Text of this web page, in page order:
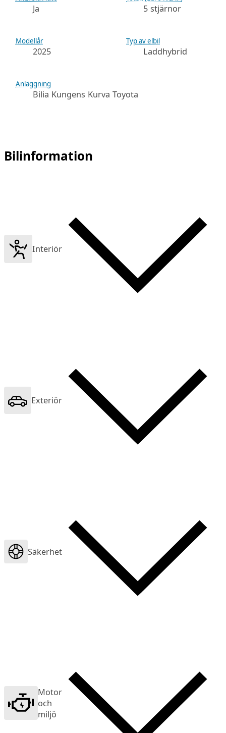
Ja 5 stjärnor
Modellår
2025
Typ av elbil
Laddhybrid
Anläggning
Bilia Kungens Kurva Toyota
Bilinformation
Interiör
Exteriör
Säkerhet
Motor
och
miljö